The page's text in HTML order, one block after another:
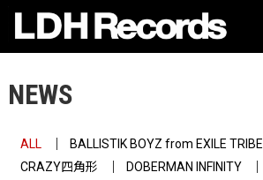
NEWS
ALL BALLISTIK BOYZ from EXILE TRIBE
CRAZY四角形
DOBERMAN INFINITY